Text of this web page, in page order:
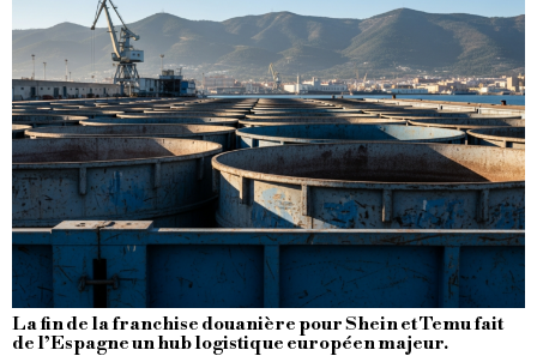
La fin de la franchise douanière pour Shein et Temu fait
de l’Espagne un hub logistique européen majeur.